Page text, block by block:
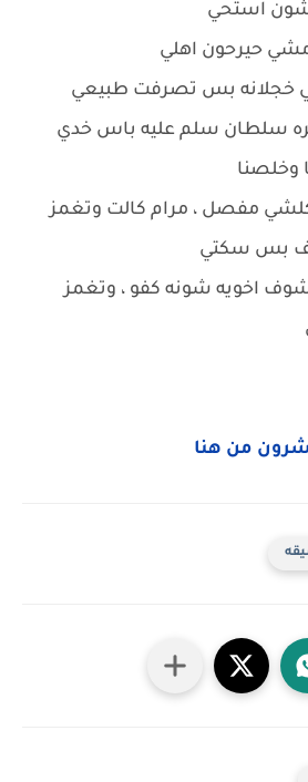
شون استحي
حيرحون اهلي
خجلانه بس تصرفت طبيعي
سلطان سلم عليه باس خدي
وخلصنا
مفصل ، مرام كالت وتغمز
بس سكتي
اخويه شونه كفو ، وتغمز
من هنا